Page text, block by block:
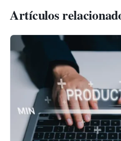
Artículos